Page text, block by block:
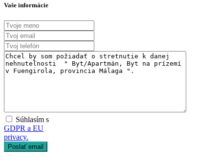
Vaše informácie
Súhlasím s
GDPR a EU
privacy.